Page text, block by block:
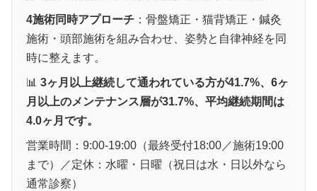
4施術同時アプローチ ：骨盤矯正・猫背矯正・鍼灸
施術・頭部施術を組み合わせ、姿勢と自律神経を同
時に整えます。
📊 3ヶ月以上継続して通われている方が41.7%、6ヶ
月以上のメンテナンス層が31.7%、平均継続期間は
4.0ヶ月です。
営業時間：9:00-19:00（最終受付18:00／施術19:00
まで）／定休：水曜・日曜（祝日は水・日以外なら
通常診察）